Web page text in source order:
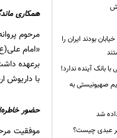
همکاری
«امام
برعهده
با داریوش
حضور
بودند ایران را
بانک آینده ندارد!
صهیونیستی به
شد
عبدی چیست؟